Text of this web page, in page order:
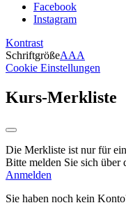
Facebook
Instagram
Kontrast
SchriftgrößeAAA
Cookie Einstellungen
Kurs-Merkliste
Die Merkliste ist nur für
Bitte melden Sie sich über
Anmelden
Sie haben noch kein